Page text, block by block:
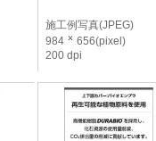
施工例写真(JPEG)
984
656(pixel)
200 dpi